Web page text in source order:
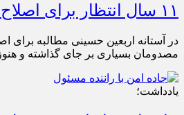
۱۱ سال انتظار برای اصلاح پیچ مرگ ارغوان
مصدومان بسیاری بر جای گذاشته و
یادداشت؛